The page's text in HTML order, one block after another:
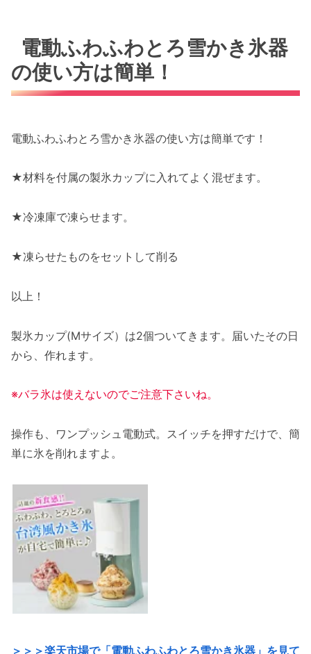
電動ふわふわとろ雪かき氷器
の使い方は簡単！
電動ふわふわとろ雪かき氷器の使い方は簡単です！
★材料を付属の製氷カップに入れてよく混ぜます。
★冷凍庫で凍らせます。
★凍らせたものをセットして削る
以上！
製氷カップ(Mサイズ）は2個ついてきます。届いたその日
から、作れます。
※バラ氷は使えないのでご注意下さいね。
操作も、ワンプッシュ電動式。スイッチを押すだけで、簡
単に氷を削れますよ。
＞＞＞楽天市場で「電動ふわふわとろ雪かき氷器」を見て